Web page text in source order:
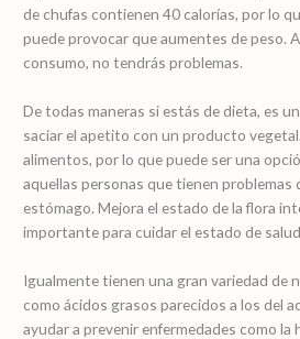
de chufas contienen 40 calorías, por lo
puede provocar que aumentes de peso.
consumo, no tendrás problemas.
De todas maneras si estás de dieta, es
saciar el apetito con un producto
alimentos, por lo que puede ser una
aquellas personas que tienen problemas
estómago. Mejora el estado de la flora
importante para cuidar el estado de
Igualmente tienen una gran variedad de
como ácidos grasos parecidos a los del
ayudar a prevenir enfermedades como la